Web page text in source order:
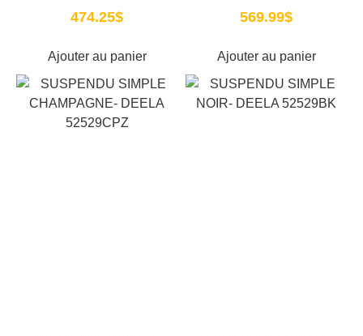
474.25$
Ajouter au panier
569.99$
Ajouter au panier